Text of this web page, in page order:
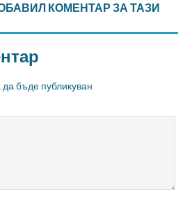
КОМЕНТАР ЗА ТАЗИ
бъде публикуван